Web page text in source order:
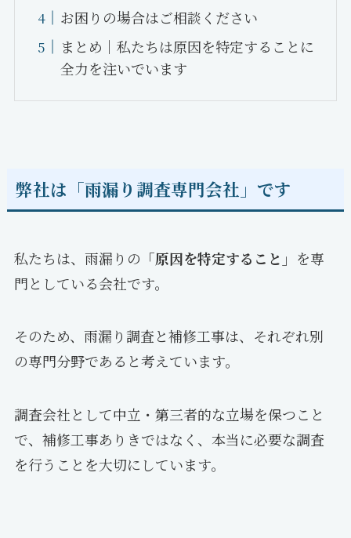
お困りの場合はご相談ください
まとめ｜私たちは原因を特定することに
全力を注いでいます
弊社は「雨漏り調査専門会社」です
私たちは、雨漏りの 「原因を特定すること」 を専
門としている会社です。
そのため、雨漏り調査と補修工事は、それぞれ別
の専門分野であると考えています。
調査会社として中立・第三者的な立場を保つこと
で、補修工事ありきではなく、本当に必要な調査
を行うことを大切にしています。